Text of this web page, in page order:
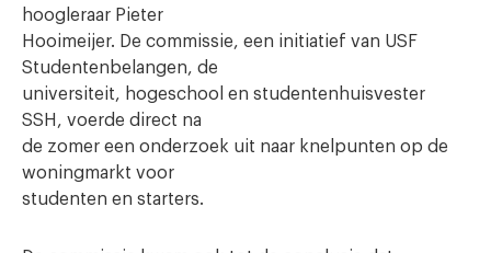
hoogleraar Pieter
Hooimeijer. De commissie, een initiatief van USF
Studentenbelangen, de
universiteit, hogeschool en studentenhuisvester
SSH, voerde direct na
de zomer een onderzoek uit naar knelpunten op de
woningmarkt voor
studenten en starters.